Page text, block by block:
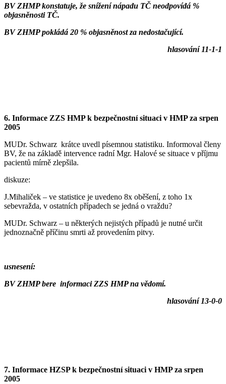
BV ZHMP konstatuje, že snížení nápadu TČ neodpovídá %
objasněnosti TČ.
BV ZHMP pokládá 20 % objasněnost za nedostačující.
hlasování 11-1-1
6. Informace ZZS HMP k bezpečnostní situaci v HMP za srpen
2005
MUDr. Schwarz krátce uvedl písemnou statistiku. Informoval členy
BV, že na základě intervence radní Mgr. Halové se situace v příjmu
pacientů mírně zlepšila.
diskuze:
J.Mihaliček – ve statistice je uvedeno 8x oběšení, z toho 1x
sebevražda, v ostatních případech se jedná o vraždu?
MUDr. Schwarz – u některých nejistých případů je nutné určit
jednoznačně příčinu smrti až provedením pitvy.
usnesení:
BV ZHMP bere informaci ZZS HMP na vědomí.
hlasování 13-0-0
7. Informace HZSP k bezpečnostní situaci v HMP za srpen
2005